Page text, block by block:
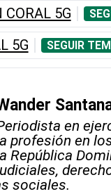
CORAL 5G
5G SEGUIR
en
profesión en
República
sociales.